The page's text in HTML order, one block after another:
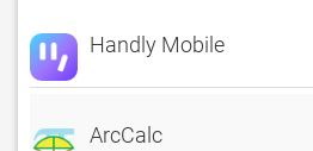
Handly Mobile
ArcCalc